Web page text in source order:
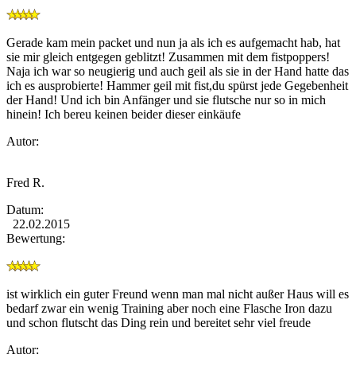
Gerade kam mein packet und nun ja als ich es aufgemacht hab, hat
sie mir gleich entgegen geblitzt! Zusammen mit dem fistpoppers!
Naja ich war so neugierig und auch geil als sie in der Hand hatte das
ich es ausprobierte! Hammer geil mit fist,du spürst jede Gegebenheit
der Hand! Und ich bin Anfänger und sie flutsche nur so in mich
hinein! Ich bereu keinen beider dieser einkäufe
Autor:
Fred R.
Datum:
22.02.2015
Bewertung:
ist wirklich ein guter Freund wenn man mal nicht außer Haus will es
bedarf zwar ein wenig Training aber noch eine Flasche Iron dazu
und schon flutscht das Ding rein und bereitet sehr viel freude
Autor: